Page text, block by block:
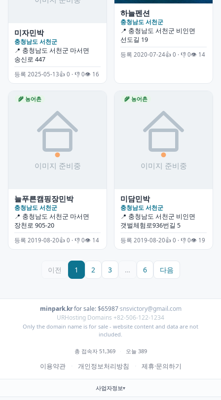
미자민박
충청남도 서천군
📍 충청남도 서천군 마서면
송신로 447
등록 2025-05-13👍 0 · 👎 0👁 16
하늘펜션
충청남도 서천군
📍 충청남도 서천군 비인면
선도길 19
등록 2020-07-24👍 0 · 👎 0👁 14
🌾 농어촌
늘푸른캠핑장민박
충청남도 서천군
📍 충청남도 서천군 마서면
장천로 905-20
등록 2019-08-20👍 0 · 👎 0👁 14
🌾 농어촌
미담민박
충청남도 서천군
📍 충청남도 서천군 비인면
갯벌체험로936번길 5
등록 2019-08-20👍 0 · 👎 0👁 19
이전 1 2 3 … 6 다음
minpark.kr·for sale: $65987·snsvictory@gmail.com
URHosting Domains +82-506-122-1234
Only the domain name is for sale - website content and data are not
included.
총 접속자 51,369 · 오늘 389
이용약관 · 개인정보처리방침 · 제휴·문의하기
사업자정보